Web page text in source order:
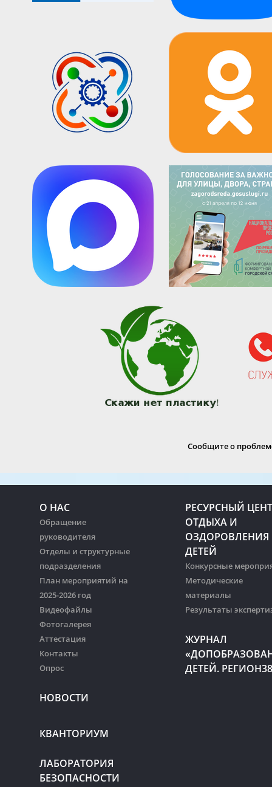
Сообщите о
О НАС
Обращение
руководителя
Отделы и структурные
подразделения
План мероприятий на
2025-2026 год
Видеофайлы
Фотогалерея
Аттестация
Контакты
Опрос
НОВОСТИ
РЕСУРСНЫЙ
ОТДЫХА И
ОЗДОРОВЛЕНИЯ
ДЕТЕЙ
Конкурсные
Методические
материалы
Результаты
ЖУРНАЛ
ДЕТЕЙ.
КВАНТОРИУМ
ЛАБОРАТОРИЯ
БЕЗОПАСНОСТИ